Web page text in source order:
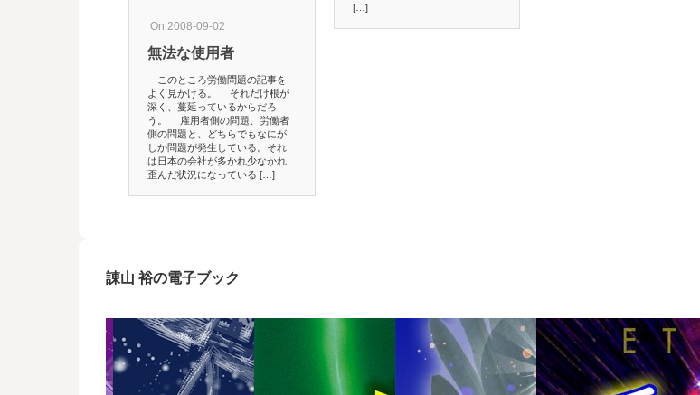
On 2008-09-02
無法な使用者
このところ労働問題の記事を
よく見かける。 それだけ根が
深く、蔓延っているからだろ
う。 雇用者側の問題、労働者
側の問題と、どちらでもなにが
しか問題が発生している。それ
は日本の会社が多かれ少なかれ
歪んだ状況になっている […]
[…]
諌山 裕の電子ブック